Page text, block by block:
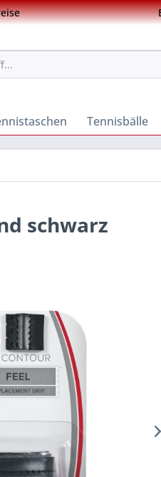
Tennisbälle
schwarz